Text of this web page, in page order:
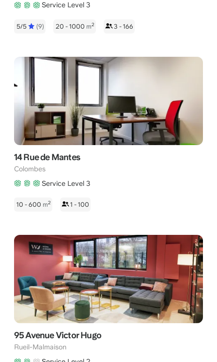
Service Level 3
5/5 (9) 20 - 1000 m2 3 - 166
14 Rue de Mantes
Colombes
Service Level 3
10 - 600 m2 1 - 100
95 Avenue Victor Hugo
Rueil-Malmaison